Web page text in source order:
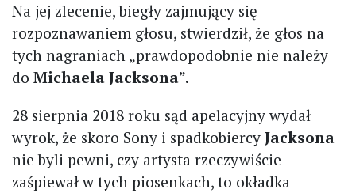
Na jej zlecenie, biegły zajmujący się
rozpoznawaniem głosu, stwierdził, że głos na
tych nagraniach „prawdopodobnie nie należy
do Michaela Jacksona”.
28 sierpnia 2018 roku sąd apelacyjny wydał
wyrok, że skoro Sony i spadkobiercy Jacksona
nie byli pewni, czy artysta rzeczywiście
zaśpiewał w tych piosenkach, to okładka